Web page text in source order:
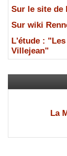
Sur le site de
Sur wiki
L'étude :
Villejean"
La